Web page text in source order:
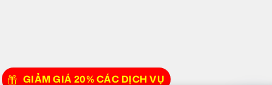
GIẢM GIÁ 20% CÁC DỊCH VỤ